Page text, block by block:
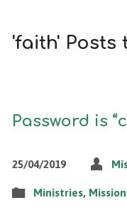
'faith' Posts
Password is
25/04/2019
Ministries,